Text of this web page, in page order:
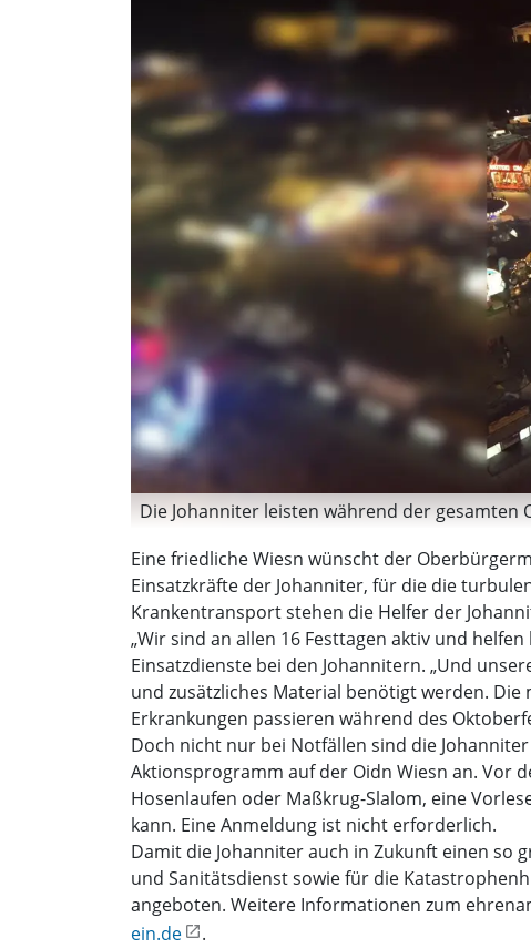
Die Johanniter leisten während der gesamten
Eine friedliche Wiesn wünscht der
Einsatzkräfte der Johanniter, für die die
Krankentransport stehen die Helfer der
„Wir sind an allen 16 Festtagen aktiv und
Einsatzdienste bei den Johannitern. „Und
und zusätzliches Material benötigt werden.
Erkrankungen passieren während des
Doch nicht nur bei Notfällen sind die
Aktionsprogramm auf der Oidn Wiesn an. Vor
Hosenlaufen oder Maßkrug-Slalom, eine
kann. Eine Anmeldung ist nicht erforderlich.
Damit die Johanniter auch in Zukunft einen so
und Sanitätsdienst sowie für die
angeboten. Weitere Informationen zum
ein.de
.